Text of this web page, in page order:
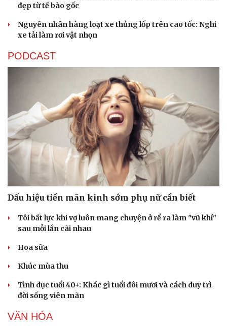
Văn hóa
Sân khấu - Điện ảnh
Âm nhạc
Di sản
Giải trí
đẹp từ tế bào gốc
Nguyên nhân hàng loạt xe thủng lốp trên cao tốc: Nghi
xe tải làm rơi vật nhọn
PODCAST
Dấu hiệu tiền mãn kinh sớm phụ nữ cần biết
Tôi bất lực khi vợ luôn mang chuyện ở rể ra làm "vũ khí"
sau mỗi lần cãi nhau
Hoa sữa
Khúc mùa thu
Tình dục tuổi 40+: Khác gì tuổi đôi mươi và cách duy trì
đời sống viên mãn
VĂN HÓA